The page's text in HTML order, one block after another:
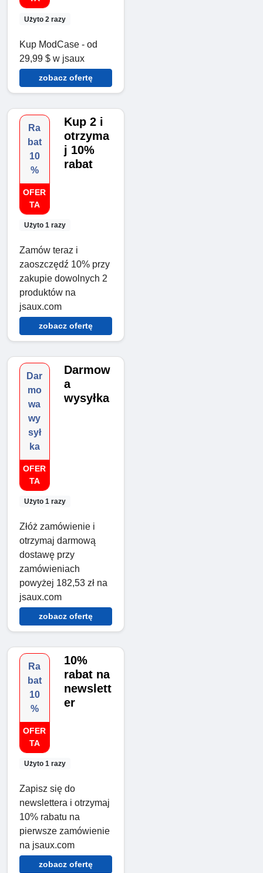
Użyto 2 razy
Kup ModCase - od
29,99 $ w jsaux
zobacz ofertę
Ra
bat
10
%
OFER
TA
Użyto 1 razy
Kup 2 i
otrzyma
j 10%
rabat
Zamów teraz i
zaoszczędź 10% przy
zakupie dowolnych 2
produktów na
jsaux.com
zobacz ofertę
Dar
mo
wa
wy
sył
ka
OFER
TA
Użyto 1 razy
Darmow
a
wysyłka
Złóż zamówienie i
otrzymaj darmową
dostawę przy
zamówieniach
powyżej 182,53 zł na
jsaux.com
zobacz ofertę
Ra
bat
10
%
OFER
TA
Użyto 1 razy
10%
rabat na
newslett
er
Zapisz się do
newslettera i otrzymaj
10% rabatu na
pierwsze zamówienie
na jsaux.com
zobacz ofertę